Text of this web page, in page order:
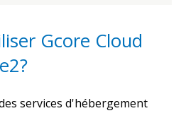
Gcore Cloud
e2?
services d'hébergement